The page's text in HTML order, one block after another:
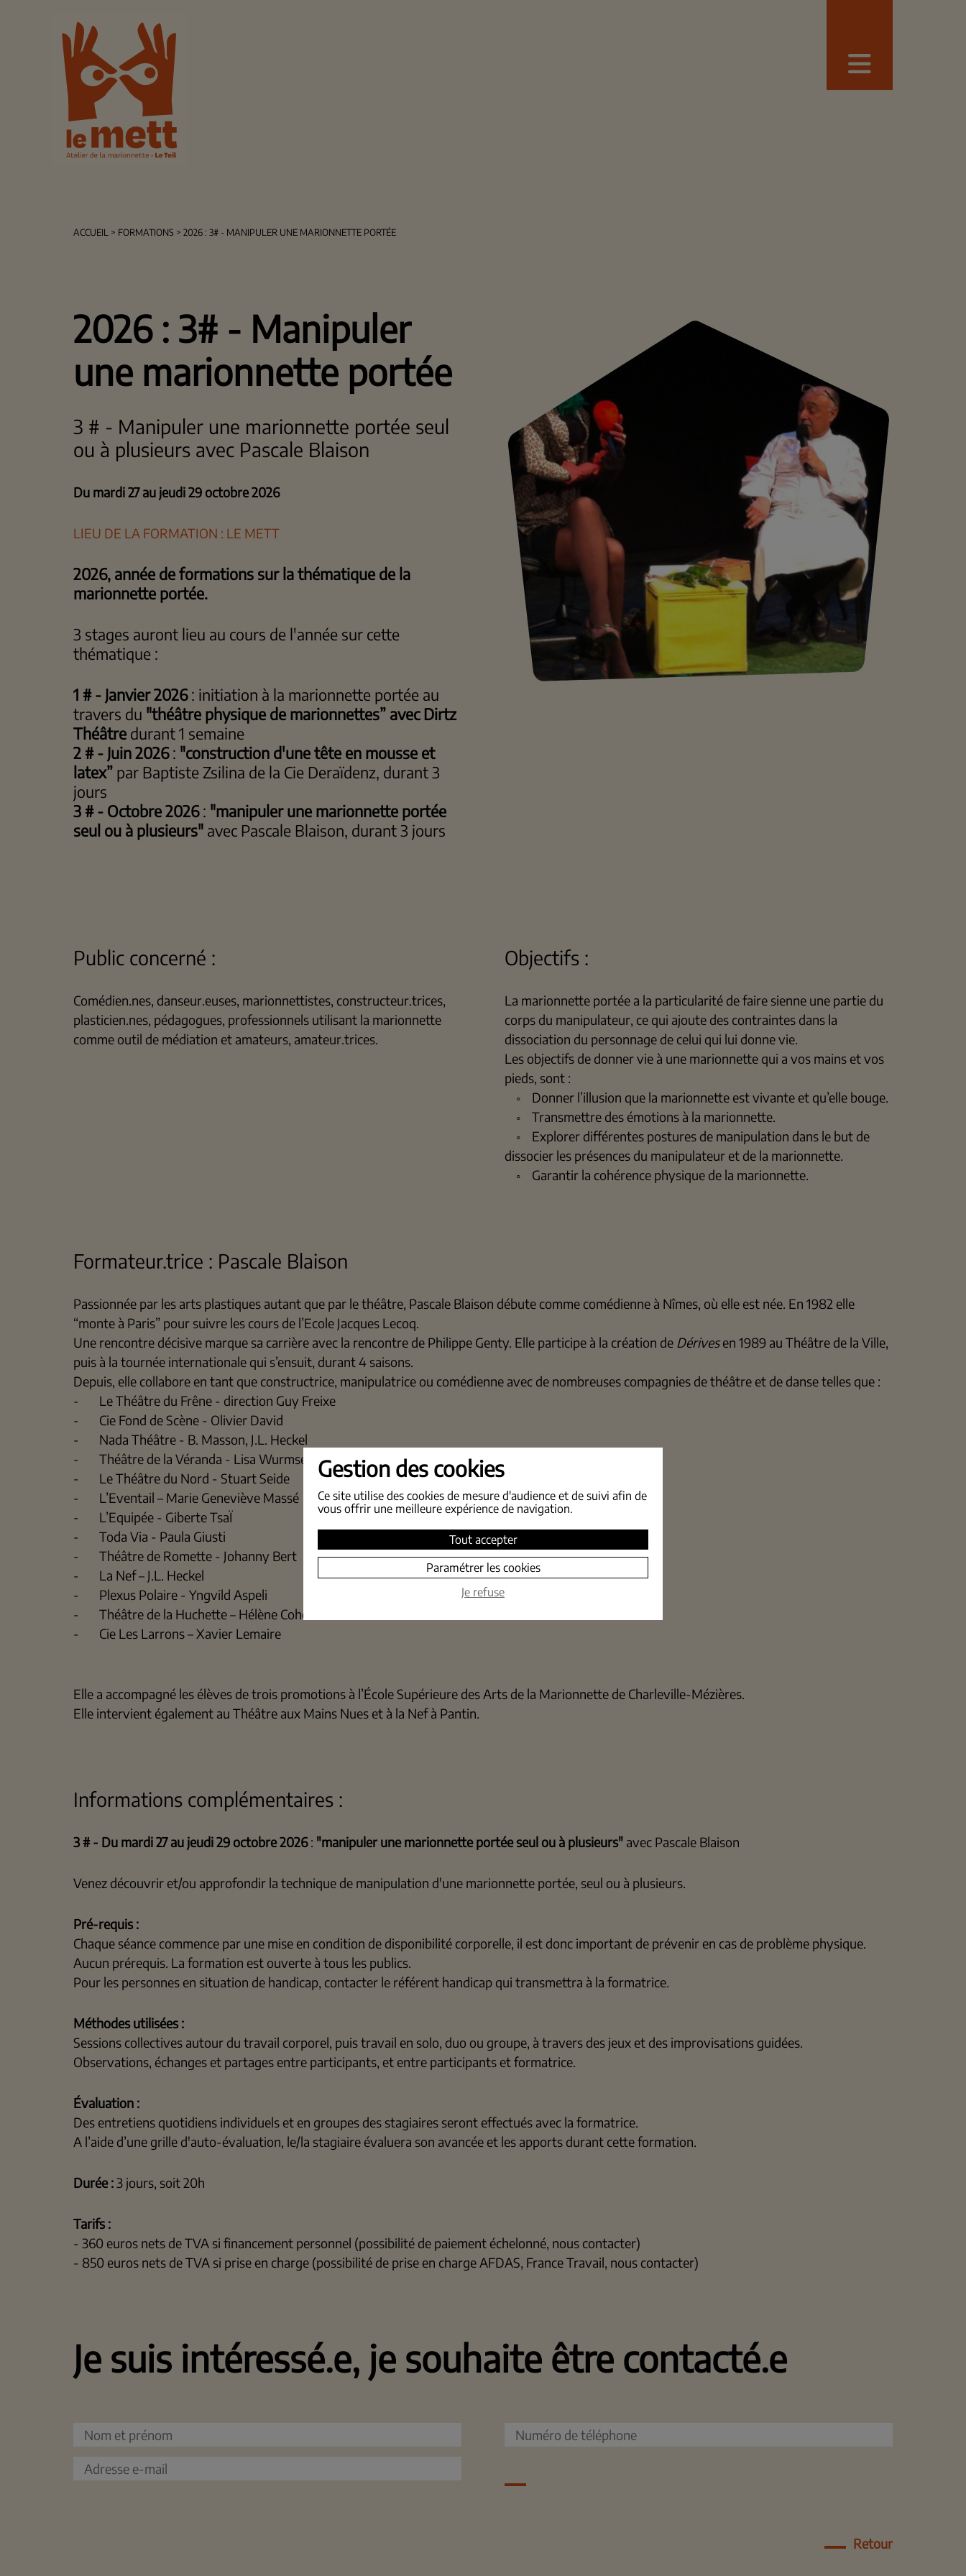
ACCUEIL > FORMATIONS > 2026 : 3# - MANIPULER UNE MARIONNETTE PORTÉE
2026 : 3# - Manipuler
une marionnette portée
3 # - Manipuler une marionnette portée seul
ou à plusieurs avec Pascale Blaison
Du mardi 27 au jeudi 29 octobre 2026
LIEU DE LA FORMATION : LE METT
2026, année de formations sur la thématique de la
marionnette portée.
3 stages auront lieu au cours de l'année sur cette
thématique :
1 # - Janvier 2026: initiation à la marionnette portée au
travers du "théâtre physique de marionnettes” avec Dirtz
Théâtre durant 1 semaine
2 # - Juin 2026: "construction d'une tête en mousse et
latex” par Baptiste Zsilina de la Cie Deraïdenz, durant 3
jours
3 # - Octobre 2026: "manipuler une marionnette portée
seul ou à plusieurs" avec Pascale Blaison, durant 3 jours
Public concerné :
Comédien.nes, danseur.euses, marionnettistes, constructeur.trices,
plasticien.nes, pédagogues, professionnels utilisant la marionnette
comme outil de médiation et amateurs, amateur.trices.
Objectifs :
La marionnette portée a la particularité de faire sienne une partie du
corps du manipulateur, ce qui ajoute des contraintes dans la
dissociation du personnage de celui qui lui donne vie.
Les objectifs de donner vie à une marionnette qui a vos mains et vos
pieds, sont :
◦ Donner l’illusion que la marionnette est vivante et qu’elle bouge.
◦ Transmettre des émotions à la marionnette.
◦ Explorer différentes postures de manipulation dans le but de
dissocier les présences du manipulateur et de la marionnette.
◦ Garantir la cohérence physique de la marionnette.
Formateur.trice : Pascale Blaison
Passionnée par les arts plastiques autant que par le théâtre, Pascale Blaison débute comme comédienne à Nîmes, où elle est née. En 1982 elle
“monte à Paris” pour suivre les cours de l’Ecole Jacques Lecoq.
Une rencontre décisive marque sa carrière avec la rencontre de Philippe Genty. Elle participe à la création de Dérivesen 1989 au Théâtre de la Ville,
puis à la tournée internationale qui s’ensuit, durant 4 saisons.
Depuis, elle collabore en tant que constructrice, manipulatrice ou comédienne avec de nombreuses compagnies de théâtre et de danse telles que :
- Le Théâtre du Frêne - direction Guy Freixe
- Cie Fond de Scène - Olivier David
- Nada Théâtre - B. Masson, J.L. Heckel
- Théâtre de la Véranda - Lisa Wurmser
- Le Théâtre du Nord - Stuart Seide
- L’Eventail – Marie Geneviève Massé
- L’Equipée - Giberte TsaÏ
- Toda Via - Paula Giusti
- Théâtre de Romette - Johanny Bert
- La Nef – J.L. Heckel
- Plexus Polaire - Yngvild Aspeli
- Théâtre de la Huchette – Hélène Cohen
- Cie Les Larrons – Xavier Lemaire
Elle a accompagné les élèves de trois promotions à l’École Supérieure des Arts de la Marionnette de Charleville-Mézières.
Elle intervient également au Théâtre aux Mains Nues et à la Nef à Pantin.
Informations complémentaires :
3 # - Du mardi 27 au jeudi 29 octobre 2026: "manipuler une marionnette portée seul ou à plusieurs" avec Pascale Blaison
Venez découvrir et/ou approfondir la technique de manipulation d'une marionnette portée, seul ou à plusieurs.
Pré-requis :
Chaque séance commence par une mise en condition de disponibilité corporelle, il est donc important de prévenir en cas de problème physique.
Aucun prérequis. La formation est ouverte à tous les publics.
Pour les personnes en situation de handicap, contacter le référent handicap qui transmettra à la formatrice.
Méthodes utilisées :
Sessions collectives autour du travail corporel, puis travail en solo, duo ou groupe, à travers des jeux et des improvisations guidées.
Observations, échanges et partages entre participants, et entre participants et formatrice.
Évaluation :
Des entretiens quotidiens individuels et en groupes des stagiaires seront effectués avec la formatrice.
A l’aide d’une grille d'auto-évaluation, le/la stagiaire évaluera son avancée et les apports durant cette formation.
Durée :3 jours, soit 20h
Tarifs :
- 360 euros nets de TVA si financement personnel (possibilité de paiement échelonné, nous contacter)
- 850 euros nets de TVA si prise en charge (possibilité de prise en charge AFDAS, France Travail, nous contacter)
Je suis intéressé.e, je souhaite être contacté.e
Retour
Gestion des cookies
Ce site utilise des cookies de mesure d'audience et de suivi afin de
vous offrir une meilleure expérience de navigation.
Tout accepter
Paramétrer les cookies
Je refuse